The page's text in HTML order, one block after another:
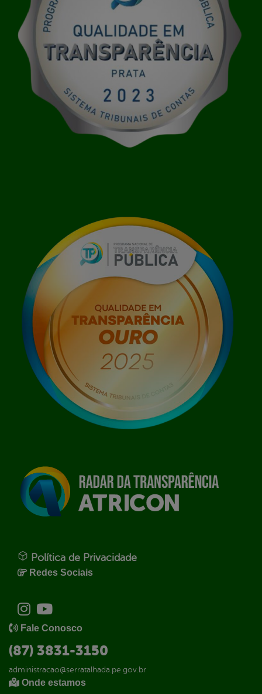
Política de Privacidade
Redes Sociais
Fale Conosco
(87) 3831-3150
administracao@serratalhada.pe.gov.br
Onde estamos